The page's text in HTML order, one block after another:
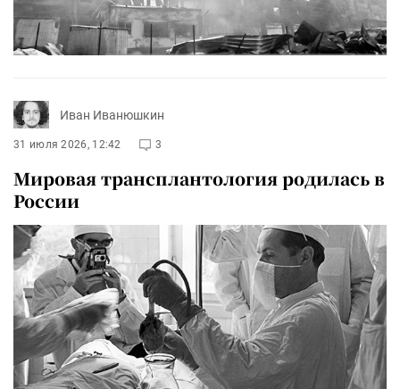
Иван Иванюшкин
31 июля 2026, 12:42 3
Мировая трансплантология родилась в
России